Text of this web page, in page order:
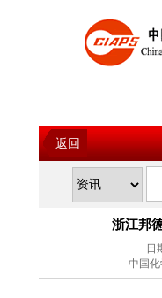
返回
浙江邦
日
中国